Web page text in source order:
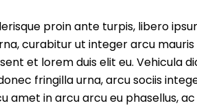
proin ante turpis, libero
curabitur ut integer arcu
et lorem duis elit eu. Vehicula
fringilla urna, arcu sociis
in arcu arcu eu phasellus, ac